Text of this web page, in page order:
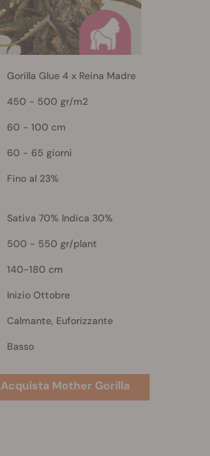
Gorilla Glue 4 x Reina Madre
450 - 500 gr/m2
60 - 100 cm
60 - 65 giorni
Fino al 23%
Sativa 70% Indica 30%
500 - 550 gr/plant
140-180 cm
Inizio Ottobre
Calmante, Euforizzante
Basso
Acquista Mother Gorilla